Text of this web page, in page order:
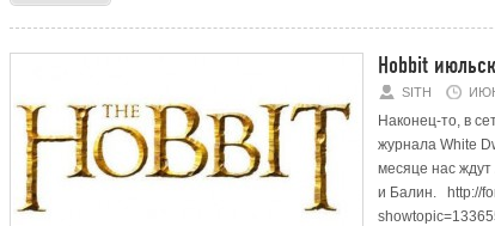
Hobbit
SITH
Наконец-то, в
журнала White
месяце нас
и Балин. http://